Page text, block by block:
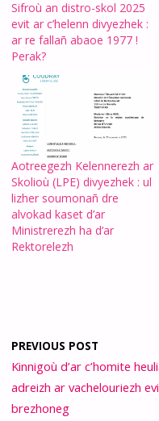
Sifroù an distro-skol 2025
evit ar c’helenn divyezhek :
ar re fallañ abaoe 1977 !
Perak?
Aotreegezh Kelennerezh ar
Skolioù (LPE) divyezhek : ul
lizher soumonañ dre
alvokad kaset d’ar
Ministrerezh ha d’ar
Rektorelezh
PREVIOUS POST
Kinnigoù d’ar c’homite
adreizh ar vachelouriezh
brezhoneg